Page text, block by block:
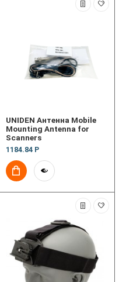
UNIDEN Антенна Mobile
Mounting Antenna for
Scanners
1184.84 Р